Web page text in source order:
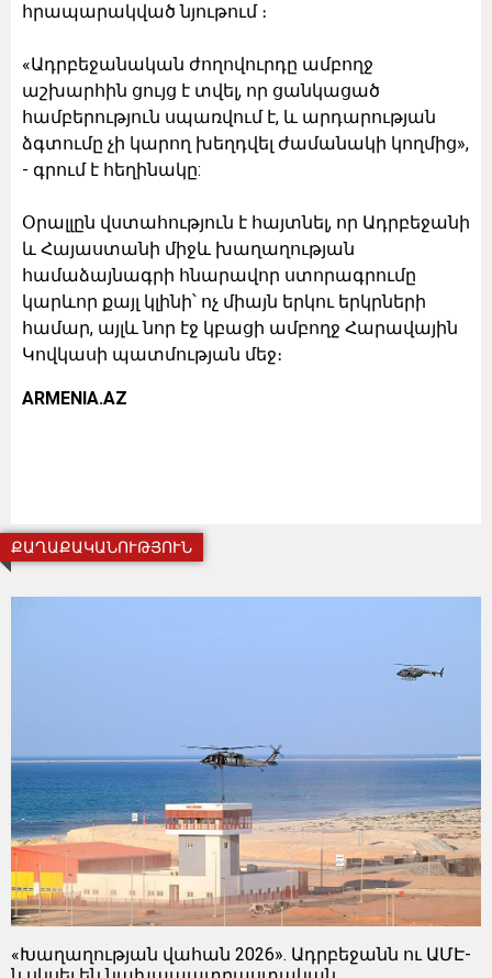
հրապարակված նյութում ։
«Ադրբեջանական ժողովուրդը ամբողջ
աշխարհին ցույց է տվել, որ ցանկացած
համբերություն սպառվում է, և արդարության
ձգտումը չի կարող խեղդվել ժամանակի կողմից»,
- գրում է հեղինակը:
Օրալլըն վստահություն է հայտնել, որ Ադրբեջանի
և Հայաստանի միջև խաղաղության
համաձայնագրի հնարավոր ստորագրումը
կարևոր քայլ կլինի՝ ոչ միայն երկու երկրների
համար, այլև նոր էջ կբացի ամբողջ Հարավային
Կովկասի պատմության մեջ։
ARMENIA.AZ
ՔԱՂԱՔԱԿԱՆՈՒԹՅՈՒՆ
«Խաղաղության վահան 2026». Ադրբեջանն ու ԱՄԷ-